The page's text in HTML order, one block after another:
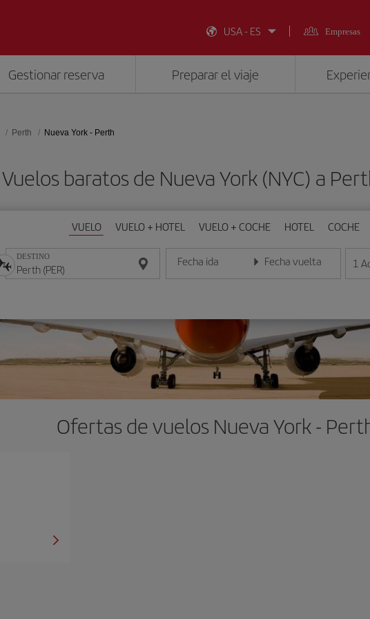
USA - ES
Empresas
Gestionar reserva Preparar el viaje
Perth Nueva York - Perth
Vuelos baratos de Nueva York (NYC) a
VUELO VUELO + HOTEL VUELO + COCHE HOTEL COCHE
DESTINO Fecha ida
Introduce la fecha en formato día/mes/año
Fecha vuelta
Introduce la fecha en 1
Ofertas de vuelos Nueva York -